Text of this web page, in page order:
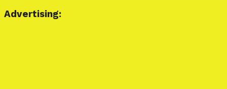
Advertising: